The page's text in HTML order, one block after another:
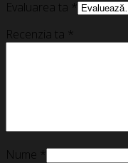
Evaluarea ta *
Recenzia ta *
Nume *